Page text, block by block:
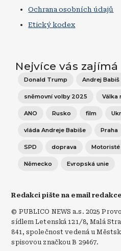
Ochrana osobních údajů
Etický kodex
Nejvíce vás zajímá
Donald Trump Andrej Babiš
sněmovní volby 2025 Válka
ANO Rusko film
vláda Andreje Babiše Praha
SPD doprava
Německo Evropská unie
Redakci pište na email
© PUBLICO NEWS a.s. 2025
sídlem Letenská 121/8, Malá
841, společnost vedená u
spisovou značkou B 29467.